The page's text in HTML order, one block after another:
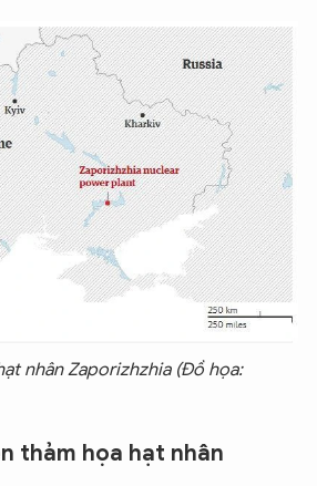
nhân Zaporizhzhia (Đồ họa:
thảm họa hạt nhân